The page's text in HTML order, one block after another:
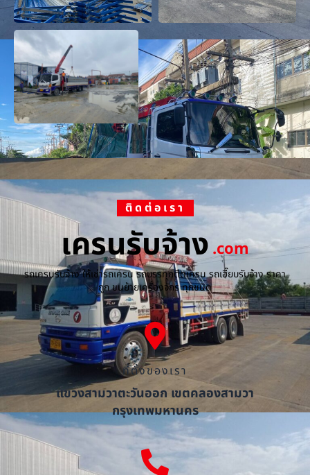
ติดต่อเรา
เครนรับจ้าง.com
รถเครนรับจ้าง ให้เช่ารถเครน รถบรรทุกติดเครน รถเฮี๊ยบรับจ้าง ราคา
ถูก ขนย้ายเครื่องจักร ทุกชนิด
ที่ตั้งของเรา
แขวงสามวาตะวันออก เขตคลองสามวา
กรุงเทพมหานคร